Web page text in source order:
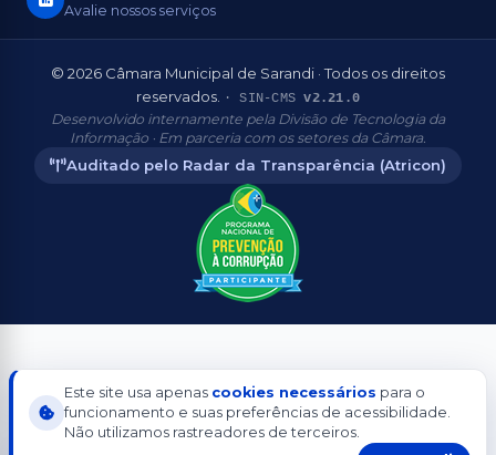
Avalie nossos serviços
© 2026 Câmara Municipal de Sarandi · Todos os direitos
reservados.
· SIN-CMSv2.21.0
Desenvolvido internamente pela Divisão de Tecnologia da
Informação · Em parceria com os setores da Câmara.
Auditado pelo Radar da Transparência (Atricon)
Aderente
Este site usa apenas cookies necessários para o
funcionamento e suas preferências de acessibilidade.
Não utilizamos rastreadores de terceiros.